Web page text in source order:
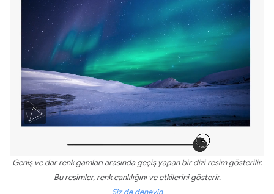
Geniş ve dar renk gamları arasında geçiş yapan bir dizi resim gösterilir.
Bu resimler, renk canlılığını ve etkilerini gösterir.